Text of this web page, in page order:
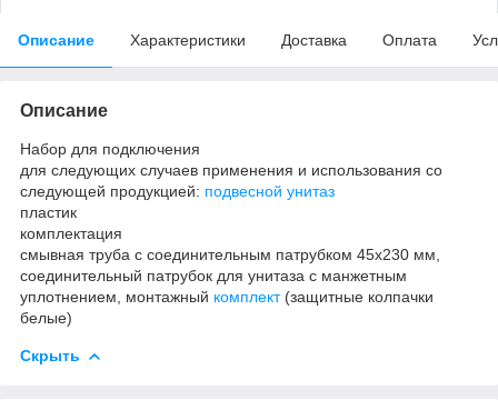
Описание Характеристики Доставка Оплата
Описание
Набор для подключения
для следующих случаев применения и использования со
следующей продукцией: подвесной унитаз
пластик
комплектация
смывная труба с соединительным патрубком 45x230 мм,
соединительный патрубок для унитаза с манжетным
уплотнением, монтажный комплект(защитные колпачки
белые)
Скрыть